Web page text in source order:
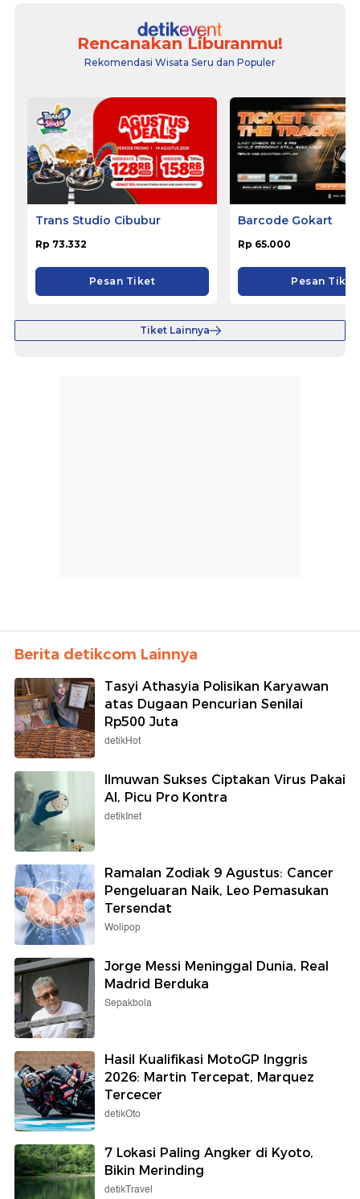
Rencanakan Liburanmu!
Rekomendasi Wisata Seru dan Populer
Trans Studio Cibubur
Rp 73.332
Pesan Tiket
Barcode Gokart
Rp 65.000
Pesan Tiket
Tiket Lainnya
Berita detikcom Lainnya
Tasyi Athasyia Polisikan Karyawan
atas Dugaan Pencurian Senilai
Rp500 Juta
detikHot
Ilmuwan Sukses Ciptakan Virus Pakai
AI, Picu Pro Kontra
detikInet
Ramalan Zodiak 9 Agustus: Cancer
Pengeluaran Naik, Leo Pemasukan
Tersendat
Wolipop
Jorge Messi Meninggal Dunia, Real
Madrid Berduka
Sepakbola
Hasil Kualifikasi MotoGP Inggris
2026: Martin Tercepat, Marquez
Tercecer
detikOto
7 Lokasi Paling Angker di Kyoto,
Bikin Merinding
detikTravel